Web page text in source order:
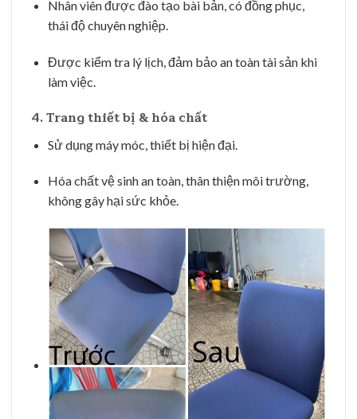
Nhân viên được đào tạo bài bản, có đồng phục,
thái độ chuyên nghiệp.
Được kiểm tra lý lịch, đảm bảo an toàn tài sản khi
làm việc.
4.Trang thiết bị & hóa chất
Sử dụng máy móc, thiết bị hiện đại.
Hóa chất vệ sinh an toàn, thân thiện môi trường,
không gây hại sức khỏe.